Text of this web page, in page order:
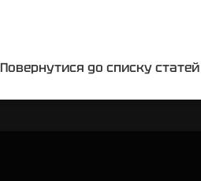
Повернутися до списку статей